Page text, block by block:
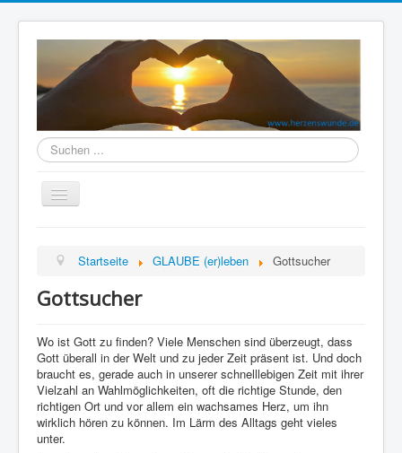
Herzenswunde
durchsuchen
Navigation
TRAUER (er)leben
GLAUBE (er)leben
VERSÖHNUNG (er)leben
BEGEGNUNG(s)Raum
Presse
Startseite GLAUBE (er)leben Gottsucher
Gottsucher
Wo ist Gott zu finden? Viele Menschen sind überzeugt, dass
Gott überall in der Welt und zu jeder Zeit präsent ist. Und doch
braucht es, gerade auch in unserer schnelllebigen Zeit mit ihrer
Vielzahl an Wahlmöglichkeiten, oft die richtige Stunde, den
richtigen Ort und vor allem ein wachsames Herz, um ihn
wirklich hören zu können. Im Lärm des Alltags geht vieles
unter.